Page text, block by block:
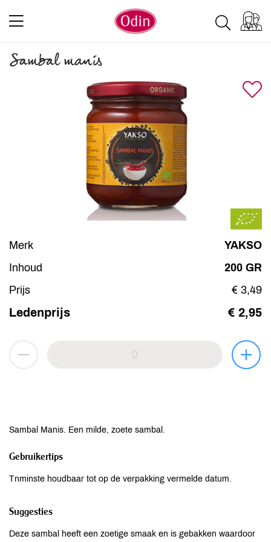
Sambal manis
Merk
YAKSO
Inhoud
200 GR
Prijs
€ 3,49
Ledenprijs € 2,95
Sambal Manis. Een milde, zoete sambal.
Gebruikertips
Tnminste houdbaar tot op de verpakking vermelde datum.
Suggesties
Deze sambal heeft een zoetige smaak en is gebakken waardoor